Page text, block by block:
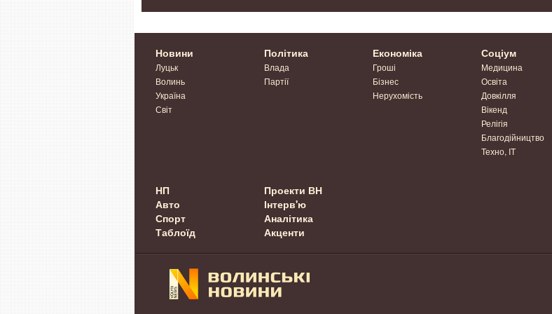
Новини
Луцьк
Волинь
Україна
Світ
Політика
Влада
Партії
Економіка
Гроші
Бізнес
Нерухомість
Соціум
Медицина
Освіта
Довкілля
Вікенд
Релігія
Благодійництво
Техно, IT
НП
Авто
Спорт
Таблоїд
Проекти ВН
Інтерв'ю
Аналітика
Акценти